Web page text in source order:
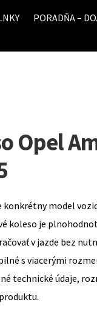
PORADŇA –
Opel
konkrétny model
koleso je
v jazde bez
s viacerými
technické údaje,